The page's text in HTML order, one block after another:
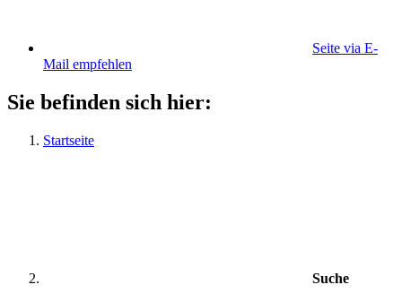
Seite via E-
Mail empfehlen
Sie befinden sich hier:
Startseite
Suche